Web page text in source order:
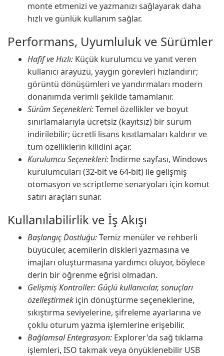
monte etmenizi ve yazmanızı sağlayarak daha
hızlı ve günlük kullanım sağlar.
Performans, Uyumluluk ve Sürümler
Hafif ve Hızlı: Küçük kurulumcu ve yanıt veren
kullanıcı arayüzü, yaygın görevleri hızlandırır;
görüntü dönüşümleri ve yandırmaları modern
donanımda verimli şekilde tamamlanır.
Sürüm Seçenekleri:Temel özellikler ve boyut
sınırlamalarıyla ücretsiz (kayıtsız) bir sürüm
indirilebilir; ücretli lisans kısıtlamaları kaldırır ve
tüm özelliklerin kilidini açar.
Kurulumcu Seçenekleri:İndirme sayfası, Windows
kurulumcuları (32-bit ve 64-bit) ile gelişmiş
otomasyon ve scriptleme senaryoları için komut
satırı araçları sunar.
Kullanılabilirlik ve İş Akışı
Başlangıç Dostluğu:Temiz menüler ve rehberli
büyücüler, acemilerin diskleri yazmasına ve
imajları oluşturmasına yardımcı oluyor, böylece
derin bir öğrenme eğrisi olmadan.
Gelişmiş Kontroller: Güçlü kullanıcılar, sonuçları
özelleştirmek için dönüştürme seçeneklerine,
sıkıştırma seviyelerine, şifreleme ayarlarına ve
çoklu oturum yazma işlemlerine erişebilir.
Bağlamsal Entegrasyon: Explorer'da sağ tıklama
işlemleri, ISO takmak veya önyüklenebilir USB